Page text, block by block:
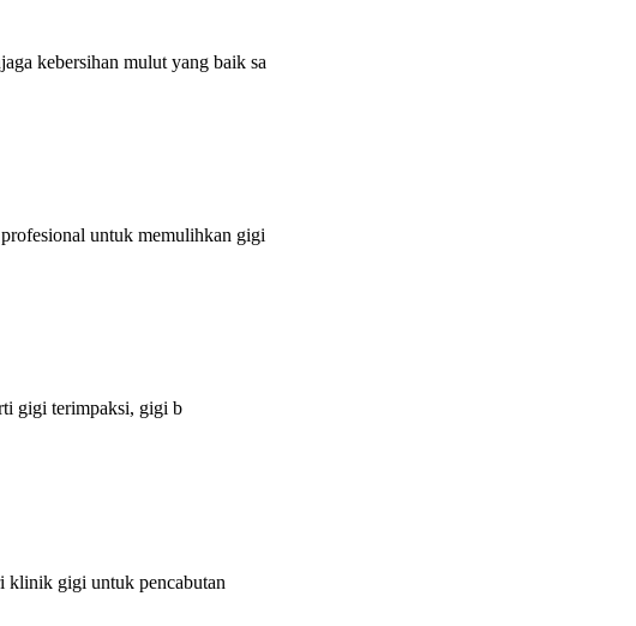
kebersihan mulut yang baik sa
untuk memulihkan gigi
gigi terimpaksi, gigi b
klinik gigi untuk pencabutan